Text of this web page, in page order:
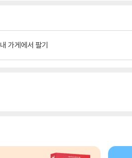
내 가게에서 팔기